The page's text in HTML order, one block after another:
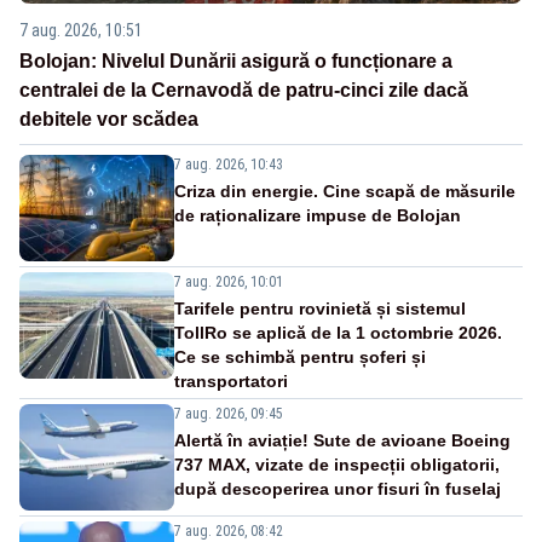
7 aug. 2026, 10:51
Bolojan: Nivelul Dunării asigură o funcționare a
centralei de la Cernavodă de patru-cinci zile dacă
debitele vor scădea
7 aug. 2026, 10:43
Criza din energie. Cine scapă de măsurile
de raționalizare impuse de Bolojan
7 aug. 2026, 10:01
Tarifele pentru rovinietă și sistemul
TollRo se aplică de la 1 octombrie 2026.
Ce se schimbă pentru șoferi și
transportatori
7 aug. 2026, 09:45
Alertă în aviație! Sute de avioane Boeing
737 MAX, vizate de inspecții obligatorii,
după descoperirea unor fisuri în fuselaj
7 aug. 2026, 08:42